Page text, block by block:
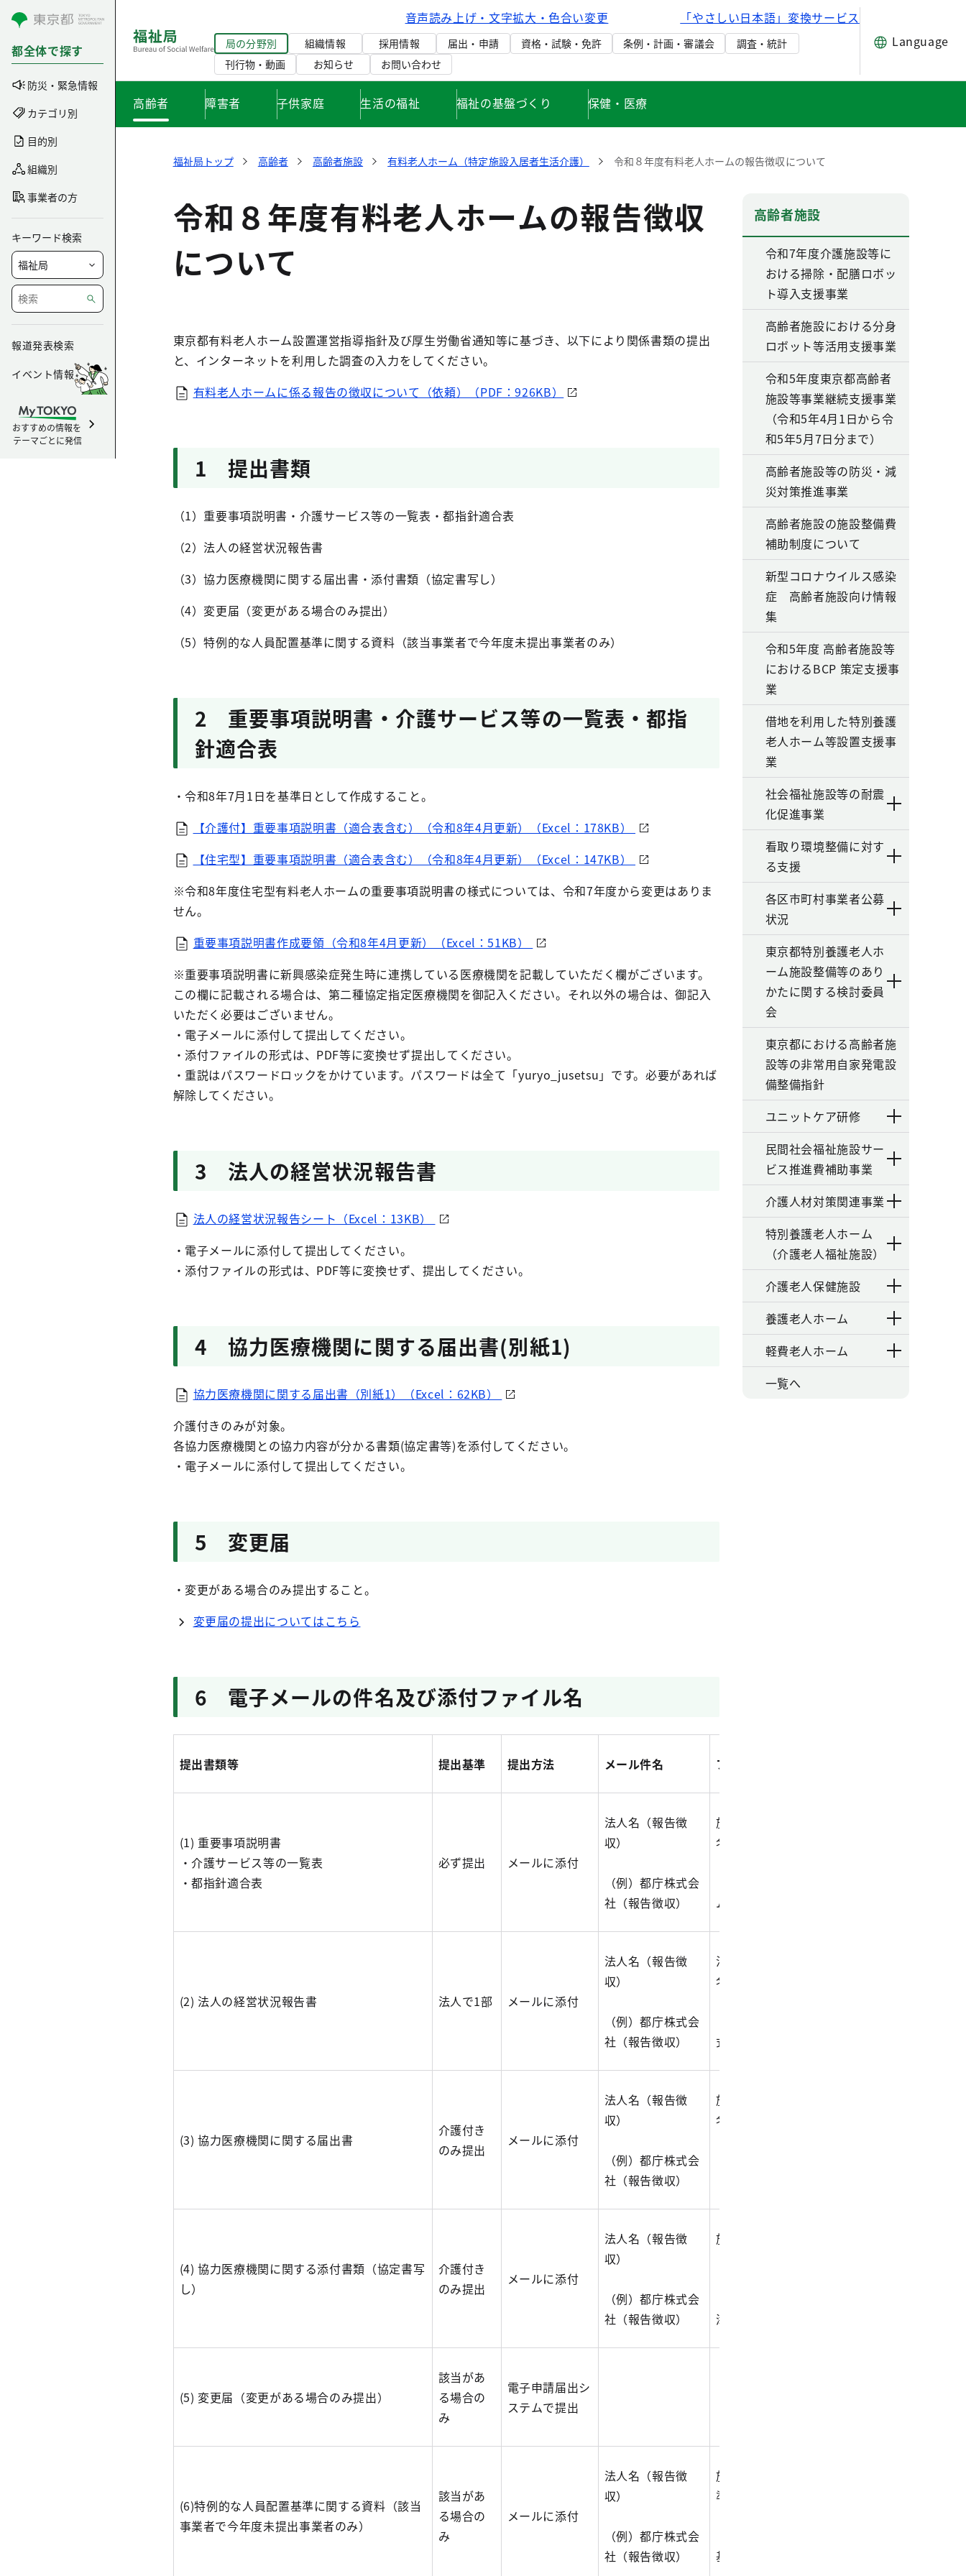
コンテンツにスキップ
都全体で探す
防災・緊急情報
カテゴリ別
目的別
組織別
事業者の方
キーワード検索
報道発表検索
イベント情報
おすすめの情報を
テーマごとに発信
音声読み上げ・文字拡大・色合い変更 「やさしい日本語」変換サービス
局の分野別 組織情報 採用情報 届出・申請 資格・試験・免許 条例・計画・審議会
調査・統計
刊行物・動画
お知らせ お問い合わせ
Language
高齢者 障害者 子供家庭 生活の福祉 福祉の基盤づくり 保健・医療
福祉局トップ 高齢者 高齢者施設 有料老人ホーム（特定施設入居者生活介護） 令和８年度有料老人ホームの報告徴収について
令和８年度有料老人ホームの報告徴収
について
東京都有料老人ホーム設置運営指導指針及び厚生労働省通知等に基づき、以下により関係書類の提出
と、インターネットを利用した調査の入力をしてください。
有料老人ホームに係る報告の徴収について（依頼）（PDF：926KB）
1 提出書類
（1）重要事項説明書・介護サービス等の一覧表・都指針適合表
（2）法人の経営状況報告書
（3）協力医療機関に関する届出書・添付書類（協定書写し）
（4）変更届（変更がある場合のみ提出）
（5）特例的な人員配置基準に関する資料（該当事業者で今年度未提出事業者のみ）
2 重要事項説明書・介護サービス等の一覧表・都指
針適合表
・令和8年7月1日を基準日として作成すること。
【介護付】重要事項説明書（適合表含む）（令和8年4月更新）（Excel：178KB）
【住宅型】重要事項説明書（適合表含む）（令和8年4月更新）（Excel：147KB）
※令和8年度住宅型有料老人ホームの重要事項説明書の様式については、令和7年度から変更はありま
せん。
重要事項説明書作成要領（令和8年4月更新）（Excel：51KB）
※重要事項説明書に新興感染症発生時に連携している医療機関を記載していただく欄がございます。
この欄に記載される場合は、第二種協定指定医療機関を御記入ください。それ以外の場合は、御記入
いただく必要はございません。
・電子メールに添付して提出してください。
・添付ファイルの形式は、PDF等に変換せず提出してください。
・重説はパスワードロックをかけています。パスワードは全て「yuryo_jusetsu」です。必要があれば
解除してください。
3 法人の経営状況報告書
法人の経営状況報告シート（Excel：13KB）
・電子メールに添付して提出してください。
・添付ファイルの形式は、PDF等に変換せず、提出してください。
4 協力医療機関に関する届出書(別紙1)
協力医療機関に関する届出書（別紙1）（Excel：62KB）
介護付きのみが対象。
各協力医療機関との協力内容が分かる書類(協定書等)を添付してください。
・電子メールに添付して提出してください。
5 変更届
・変更がある場合のみ提出すること。
変更届の提出についてはこちら
6 電子メールの件名及び添付ファイル名
提出書類等 提出基準 提出方法 メール件名 ファイル名
(1) 重要事項説明書
・介護サービス等の一覧表
・都指針適合表
必ず提出 メールに添付
法人名（報告徴
収）
（例）都庁株式会
社（報告徴収）
施設番号_重説等（施設
名）.xlsx
ム）.xlsx
(2) 法人の経営状況報告書 法人で1部 メールに添付
法人名（報告徴
収）
（例）都庁株式会
社（報告徴収）
法人番号_法人経営（法人
名）.xlsx
式会社）.xlsx
(3) 協力医療機関に関する届出書
介護付き
のみ提出
メールに添付
法人名（報告徴
収）
（例）都庁株式会
社（報告徴収）
施設番号_協力医療（施設
名）.xlsx
(4) 協力医療機関に関する添付書類（協定書写
し）
介護付き
のみ提出
メールに添付
法人名（報告徴
収）
（例）都庁株式会
社（報告徴収）
施設番号_協力医療機関届_添付
添付（都庁ホーム）.pdf
(5) 変更届（変更がある場合のみ提出）
該当があ
る場合の
み
電子申請届出シ
ステムで提出
(6)特例的な人員配置基準に関する資料（該当
事業者で今年度未提出事業者のみ）
該当があ
る場合の
み
メールに添付
法人名（報告徴
収）
（例）都庁株式会
社（報告徴収）
施設番号_特例的な人員配置基
準（施設名）.xlsx
基準（都庁ホーム）.xlsx
高齢者施設
令和7年度介護施設等に
おける掃除・配膳ロボッ
ト導入支援事業
高齢者施設における分身
ロボット等活用支援事業
令和5年度東京都高齢者
施設等事業継続支援事業
（令和5年4月1日から令
和5年5月7日分まで）
高齢者施設等の防災・減
災対策推進事業
高齢者施設の施設整備費
補助制度について
新型コロナウイルス感染
症 高齢者施設向け情報
集
令和5年度 高齢者施設等
におけるBCP 策定支援事
業
借地を利用した特別養護
老人ホーム等設置支援事
業
社会福祉施設等の耐震
化促進事業
看取り環境整備に対す
る支援
各区市町村事業者公募
状況
東京都特別養護老人ホ
ーム施設整備等のあり
かたに関する検討委員
会
東京都における高齢者施
設等の非常用自家発電設
備整備指針
ユニットケア研修
民間社会福祉施設サー
ビス推進費補助事業
介護人材対策関連事業
特別養護老人ホーム
（介護老人福祉施設）
介護老人保健施設
養護老人ホーム
軽費老人ホーム
一覧へ